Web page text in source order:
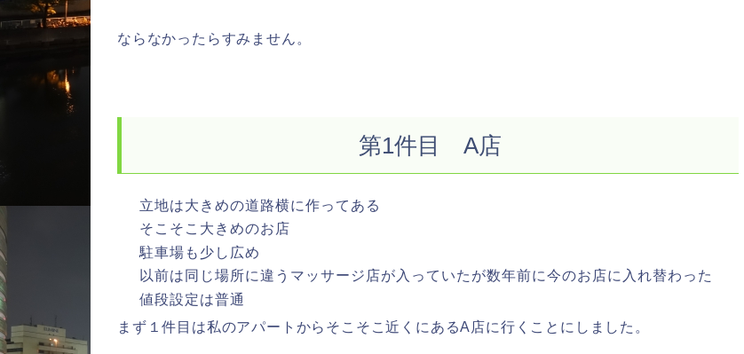
ならなかったらすみません。
第1件目 A店
立地は大きめの道路横に作ってある
そこそこ大きめのお店
駐車場も少し広め
以前は同じ場所に違うマッサージ店が入っていたが数年前に今のお店に入れ替わった
値段設定は普通
まず１件目は私のアパートからそこそこ近くにあるA店に行くことにしました。